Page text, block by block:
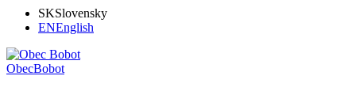
SKSlovensky
ENEnglish
ObecBobot